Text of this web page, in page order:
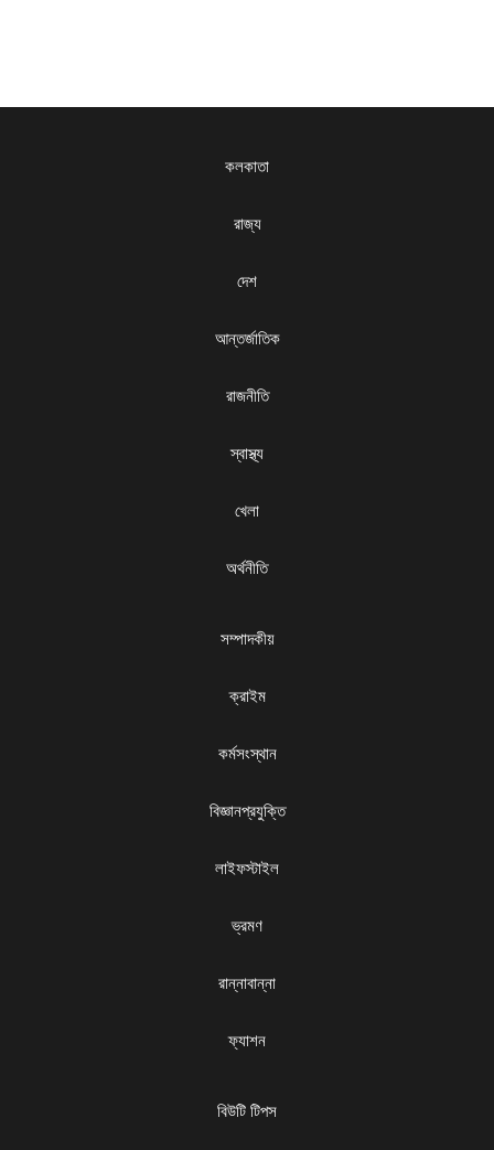
কলকাতা
রাজ্য
দেশ
আন্তর্জাতিক
রাজনীতি
স্বাস্থ্য
খেলা
অর্থনীতি
সম্পাদকীয়
ক্রাইম
কর্মসংস্থান
বিজ্ঞানপ্রযুক্তি
লাইফস্টাইল
ভ্রমণ
রান্নাবান্না
ফ্যাশন
বিউটি টিপস